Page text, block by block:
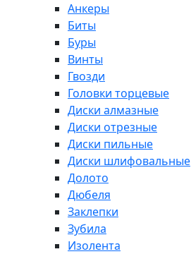
Анкеры
Биты
Буры
Винты
Гвозди
Головки торцевые
Диски алмазные
Диски отрезные
Диски пильные
Диски шлифовальные
Долото
Дюбеля
Заклепки
Зубила
Изолента